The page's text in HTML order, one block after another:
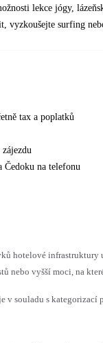
lekce jógy,
vyzkoušejte surfing
tax a poplatků
Čedoku na telefonu
hotelové infrastruktury
nebo vyšší moci, na
v souladu s